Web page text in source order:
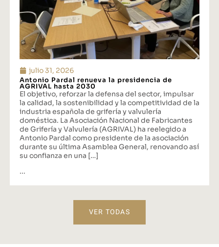
julio 31, 2026
Antonio Pardal renueva la presidencia de
AGRIVAL hasta 2030
El objetivo, reforzar la defensa del sector, impulsar
la calidad, la sostenibilidad y la competitividad de la
industria española de grifería y valvulería
doméstica. La Asociación Nacional de Fabricantes
de Grifería y Valvulería (AGRIVAL) ha reelegido a
Antonio Pardal como presidente de la asociación
durante su última Asamblea General, renovando así
su confianza en una […]
...
VER TODAS